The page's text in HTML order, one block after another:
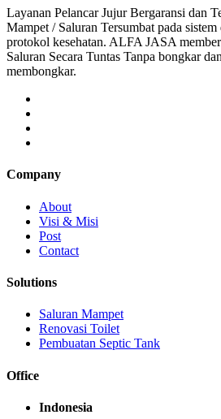
Layanan Pelancar Jujur Bergaransi dan
Mampet / Saluran Tersumbat pada
protokol kesehatan. ALFA JASA
Saluran Secara Tuntas Tanpa bongkar
membongkar.
Company
About
Visi & Misi
Post
Contact
Solutions
Saluran Mampet
Renovasi Toilet
Pembuatan Septic Tank
Office
Indonesia